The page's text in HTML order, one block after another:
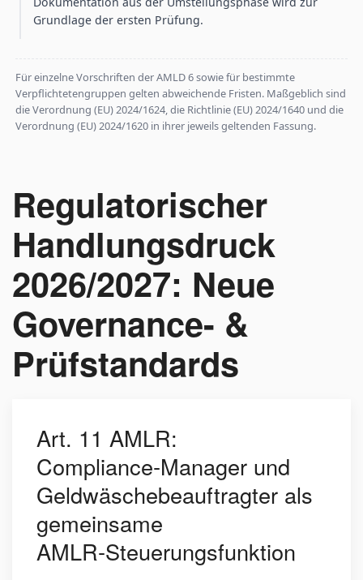
Grundlage der ersten Prüfung.
Für einzelne Vorschriften der AMLD 6 sowie für bestimmte
Verpflichtetengruppen gelten abweichende Fristen. Maßgeblich sind
die Verordnung (EU) 2024/1624, die Richtlinie (EU) 2024/1640 und die
Verordnung (EU) 2024/1620 in ihrer jeweils geltenden Fassung.
Regulatorischer
Handlungsdruck
2026/2027: Neue
Governance- &
Prüfstandards
Art. 11 AMLR:
Compliance‑Manager und
Geldwäschebeauftragter als
gemeinsame
AMLR‑Steuerungsfunktion